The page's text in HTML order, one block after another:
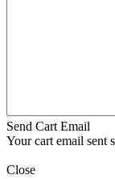
Send Cart Email
Your cart email sent
Close